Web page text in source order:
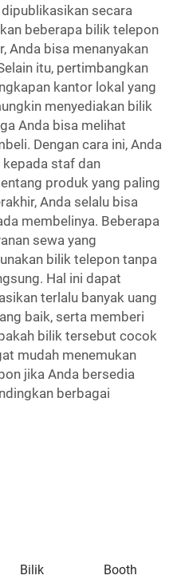
secara
beberapa bilik telepon
Anda bisa menanyakan
itu, pertimbangkan
kantor lokal yang
menyediakan bilik
Anda bisa melihat
Dengan cara ini, Anda
kepada staf dan
produk yang paling
Anda selalu bisa
membelinya. Beberapa
sewa yang
bilik telepon tanpa
Hal ini dapat
terlalu banyak uang
baik, serta memberi
bilik tersebut cocok
mudah menemukan
jika Anda bersedia
berbagai
Bilik
Booth